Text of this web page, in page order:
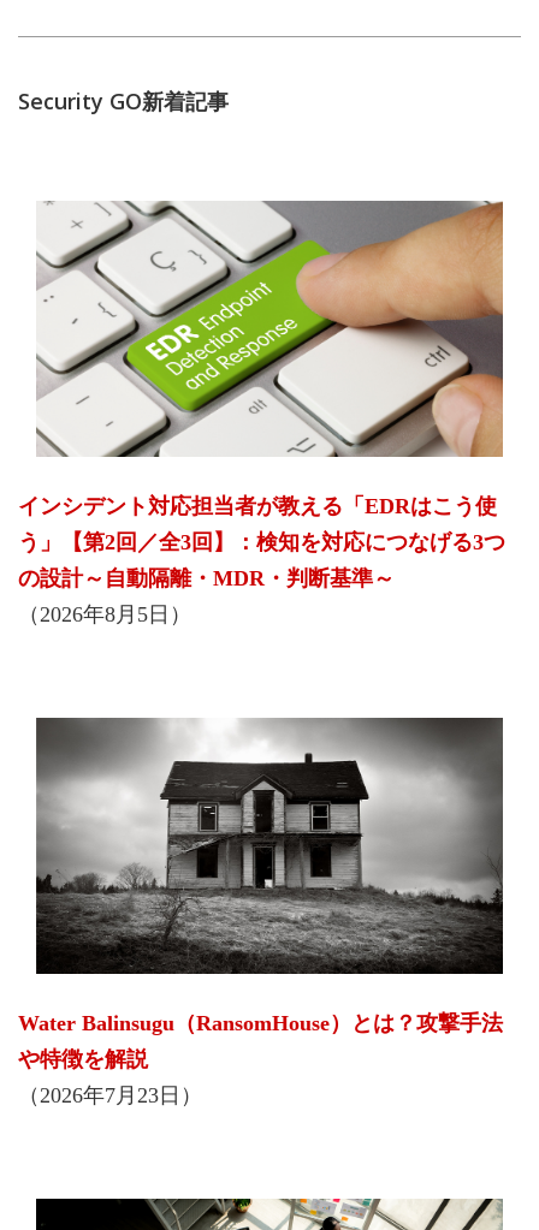
Security GO新着記事
インシデント対応担当者が教える「EDRはこう使
う」【第2回／全3回】：検知を対応につなげる3つ
の設計～自動隔離・MDR・判断基準～
（2026年8月5日）
Water Balinsugu（RansomHouse）とは？攻撃手法
や特徴を解説
（2026年7月23日）